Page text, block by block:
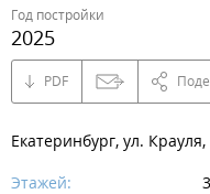
Год постройки
2025
PDF
Екатеринбург, ул.
Этажей: